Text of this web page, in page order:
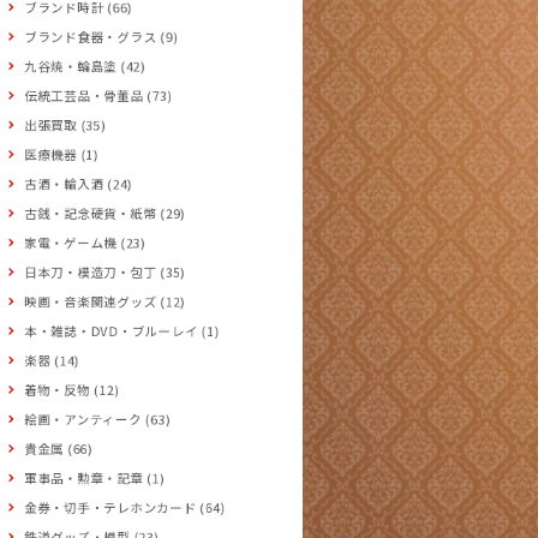
ブランド時計 (66)
ブランド食器・グラス (9)
九谷焼・輪島塗 (42)
伝統工芸品・骨董品 (73)
出張買取 (35)
医療機器 (1)
古酒・輸入酒 (24)
古銭・記念硬貨・紙幣 (29)
家電・ゲーム機 (23)
日本刀・模造刀・包丁 (35)
映画・音楽関連グッズ (12)
本・雑誌・DVD・ブルーレイ (1)
楽器 (14)
着物・反物 (12)
絵画・アンティーク (63)
貴金属 (66)
軍事品・勲章・記章 (1)
金券・切手・テレホンカード (64)